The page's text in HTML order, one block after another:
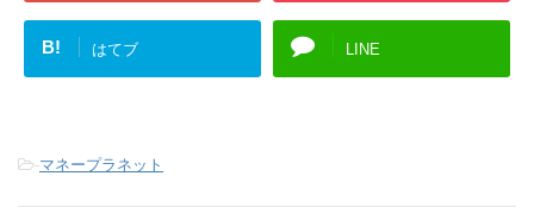
B! はてブ LINE
-マネープラネット